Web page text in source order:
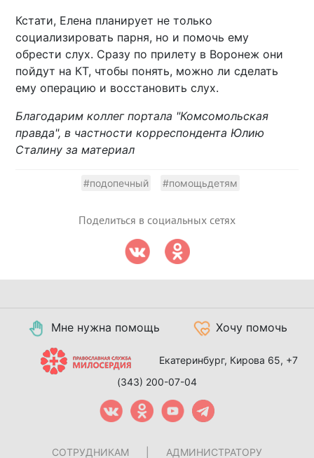
Кстати, Елена планирует не только
социализировать парня, но и помочь ему
обрести слух. Сразу по прилету в Воронеж они
пойдут на КТ, чтобы понять, можно ли сделать
ему операцию и восстановить слух.
Благодарим коллег портала "Комсомольская
правда", в частности корреспондента Юлию
Сталину за материал
#подопечный #помощьдетям
Поделиться в социальных сетях
Мне нужна помощь Хочу помочь
Екатеринбург, Кирова 65, +7
(343) 200-07-04
СОТРУДНИКАМ АДМИНИСТРАТОРУ